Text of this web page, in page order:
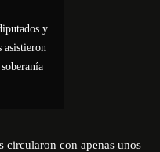
y
asistieron
circularon con apenas unos